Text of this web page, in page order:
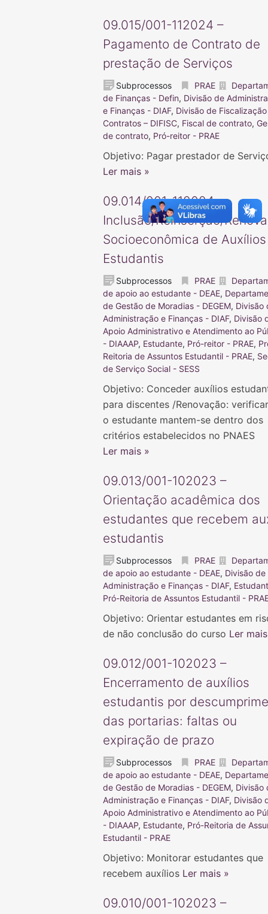
09.015/001-112024 –
Pagamento de Contrato de
prestação de Serviços
Subprocessos PRAE
de Finanças - Defin, Divisão de
e Finanças - DIAF, Divisão de
Contratos – DIFISC, Fiscal de contrato,
de contrato, Pró-reitor - PRAE
Objetivo: Pagar prestador de
Ler mais »
09.014/001-112024 –
Inclusão/Reinserção/
Socioeconômica de Auxílios
Estudantis
Subprocessos PRAE
de apoio ao estudante - DEAE,
de Gestão de Moradias - DEGEM, Divisão
Administração e Finanças - DIAF, Divisão
Apoio Administrativo e Atendimento ao
- DIAAAP, Estudante, Pró-reitor - PRAE,
Reitoria de Assuntos Estudantil - PRAE,
de Serviço Social - SESS
Objetivo: Conceder auxílios
para discentes /Renovação:
o estudante mantem-se dentro dos
critérios estabelecidos no PNAES
Ler mais »
09.013/001-102023 –
Orientação acadêmica dos
estudantes que recebem
estudantis
Subprocessos PRAE
de apoio ao estudante - DEAE, Divisão de
Administração e Finanças - DIAF,
Pró-Reitoria de Assuntos Estudantil -
Objetivo: Orientar estudantes em
de não conclusão do curso Ler
09.012/001-102023 –
Encerramento de auxílios
estudantis por
das portarias: faltas ou
expiração de prazo
Subprocessos PRAE
de apoio ao estudante - DEAE,
de Gestão de Moradias - DEGEM, Divisão
Administração e Finanças - DIAF, Divisão
Apoio Administrativo e Atendimento ao
- DIAAAP, Estudante, Pró-Reitoria de
Estudantil - PRAE
Objetivo: Monitorar estudantes que
recebem auxílios Ler mais »
09.010/001-102023 –